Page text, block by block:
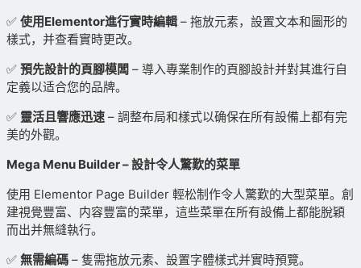
✅ 使用Elementor進行實時編輯 – 拖放元素，設置文本和圖形的
樣式，并查看實時更改。
✅ 預先設計的頁腳模闆 – 導入專業制作的頁腳設計并對其進行自
定義以适合您的品牌。
✅ 靈活且響應迅速 – 調整布局和樣式以确保在所有設備上都有完
美的外觀。
Mega Menu Builder – 設計令人驚歎的菜單
使用 Elementor Page Builder 輕松制作令人驚歎的大型菜單。創
建視覺豐富、内容豐富的菜單，這些菜單在所有設備上都能脫穎
而出并無縫執行。
✅ 無需編碼 – 隻需拖放元素、設置字體樣式并實時預覽。